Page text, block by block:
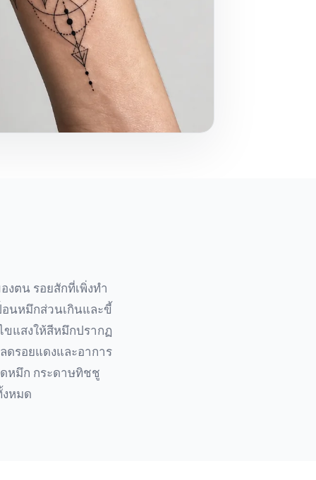
ตน รอยสักที่เพิ่งทำ
อนหมึกส่วนเกินและขี้
ขแสงให้สีหมึกปรากฏ
ดรอยแดงและอาการ
หมึก กระดาษทิชชู
หมด